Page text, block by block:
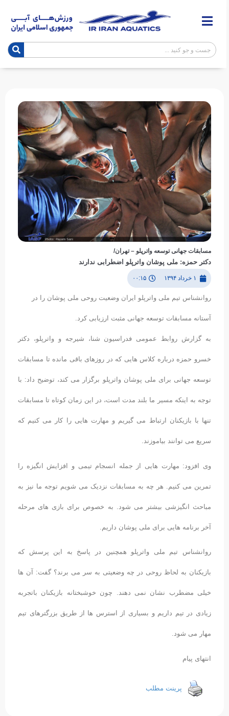
مسابقات جهانی توسعه واترپلو – تهران/
دکتر حمزه: ملی پوشان واترپلو اضطرابی ندارند
۰۰:۱۵
روانشناس تیم ملی واترپلو ایران وضعیت روحی ملی پوشان را در
آستانه مسابقات توسعه جهانی مثبت ارزیابی کرد.
به گزارش روابط عمومی فدراسیون شنا، شیرجه و واترپلو، دکتر
خسرو حمزه درباره کلاس هایی که در روزهای باقی مانده تا مسابقات
توسعه جهانی برای ملی پوشان واترپلو برگزار می کند، توضیح داد: با
توجه به اینکه مسیر ما بلند مدت است، در این زمان کوتاه تا مسابقات
تنها با بازیکنان ارتباط می گیریم و مهارت هایی را کار می کنیم که
سریع می توانند بیاموزند.
وی افزود: مهارت هایی از جمله انسجام تیمی و افزایش انگیزه را
تمرین می کنیم. هر چه به مسابقات نزدیک می شویم توجه ما نیز به
مباحث انگیزشی بیشتر می شود. به خصوص برای بازی های مرحله
آخر برنامه هایی برای ملی پوشان داریم.
روانشناس تیم ملی واترپلو همچنین در پاسخ به این پرسش که
بازیکنان به لحاظ روحی در چه وضعیتی به سر می برند؟ گفت: آن ها
خیلی مضطرب نشان نمی دهند. چون خوشبختانه بازیکنان باتجربه
زیادی در تیم داریم و بسیاری از استرس ها از طریق بزرگترهای تیم
مهار می شود.
انتهای پیام
پرینت مطلب